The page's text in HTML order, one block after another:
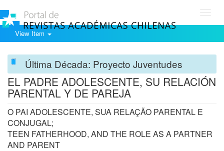
View Item
Última Década: Proyecto Juventudes
EL PADRE ADOLESCENTE, SU RELACIÓN
PARENTAL Y DE PAREJA
O PAI ADOLESCENTE, SUA RELAÇÃO PARENTAL E
CONJUGAL;
TEEN FATHERHOOD, AND THE ROLE AS A PARTNER
AND PARENT